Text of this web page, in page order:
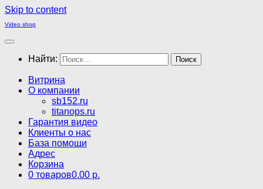
Skip to content
Video shop
Найти:
Витрина
О компании
sb152.ru
titanops.ru
Гарантия видео
Клиенты о нас
База помощи
Адрес
Корзина
0 товаров0.00 р.